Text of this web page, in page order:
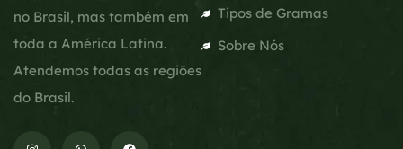
no Brasil, mas também em
toda a América Latina.
Atendemos todas as regiões
do Brasil.
Tipos de Gramas
Sobre Nós